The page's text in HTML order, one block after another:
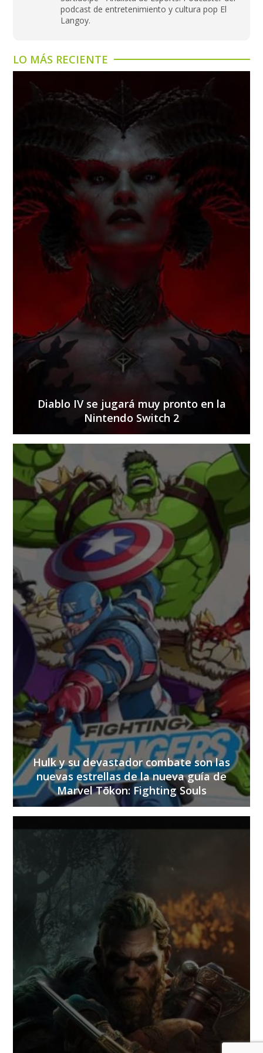
podcast de entretenimiento y cultura pop El
Langoy.
LO MÁS RECIENTE
Diablo IV se jugará muy pronto en la
Nintendo Switch 2
Hulk y su devastador combate son las
nuevas estrellas de la nueva guía de
Marvel Tōkon: Fighting Souls